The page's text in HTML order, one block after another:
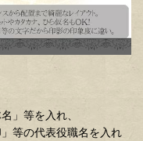
」等を入れ、
等の代表役職名を入れ